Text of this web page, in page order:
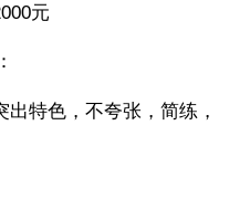
元
特色，不夸张，简练，